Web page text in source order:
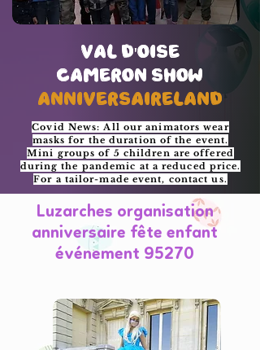
val d'oise
Cameron Show
AnniversaireLand
val d'oise
Cameron Show
AnniversaireLand
Covid News: All our animators wear
masks for the duration of the event.
Mini groups of 5 children are offered
during the pandemic at a reduced price.
For a tailor-made event, contact us.
Luzarches organisation
anniversaire fête enfant
événement 95270